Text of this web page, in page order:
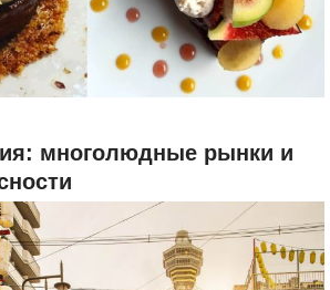
со сливками, овощами и
подают с местным красным
и заканчивая продукцией
Рон. Ко всему прочему, в городе
и сладостями.